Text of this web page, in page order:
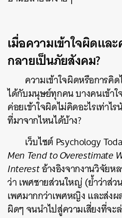
เมื่อความเข้าใจผิดแล
กลายเป็นภัยสังคม?
ความเข้าใจผิดหรือการคิ
ได้กับมนุษย์ทุกคน บางคนเข้า
ค่อยเข้าใจผิดไม่คิดอะไรเท่าไ
ที่มาจากไหนได้บ้าง?
เว็บไซต์ Psychology
Men Tend to Overestimate
Interestอ้างอิงจากงานวิจัยห
ว่า เพศชายส่วนใหญ่ (ย้ำว่าส่
เพศมากกว่าเพศหญิง และส่ง
ผิดๆ จนนำไปสู่ความเสี่ยงที่จะ